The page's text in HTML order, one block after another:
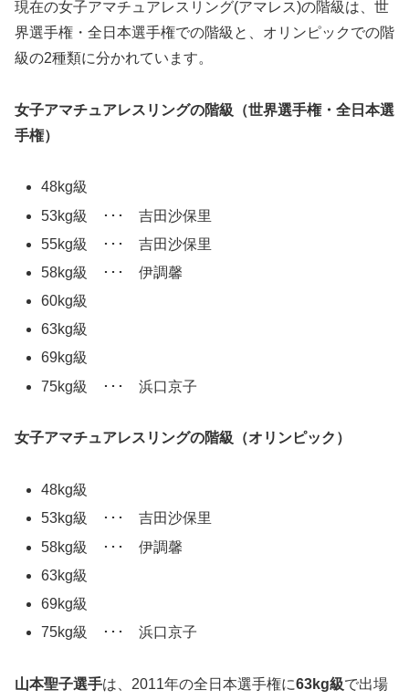
現在の女子アマチュアレスリング(アマレス)の階級は、世
界選手権・全日本選手権での階級と、オリンピックでの階
級の2種類に分かれています。
女子アマチュアレスリングの階級（世界選手権・全日本選
手権）
48kg級
53kg級 ･･･ 吉田沙保里
55kg級 ･･･ 吉田沙保里
58kg級 ･･･ 伊調馨
60kg級
63kg級
69kg級
75kg級 ･･･ 浜口京子
女子アマチュアレスリングの階級（オリンピック）
48kg級
53kg級 ･･･ 吉田沙保里
58kg級 ･･･ 伊調馨
63kg級
69kg級
75kg級 ･･･ 浜口京子
山本聖子選手は、2011年の全日本選手権に63kg級で出場